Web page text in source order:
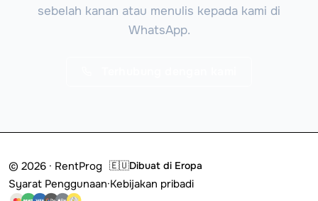
sebelah kanan atau menulis kepada kami di
WhatsApp.
© 2026 · RentProg 🇪🇺Dibuat di Eropa
Syarat Penggunaan·Kebijakan pribadi